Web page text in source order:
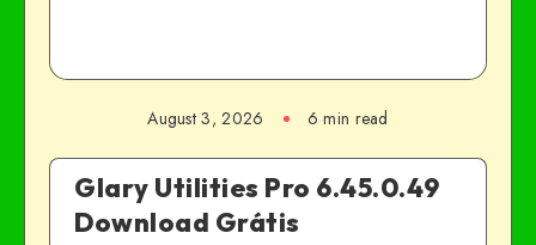
August 3, 2026 6 min read
Glary Utilities Pro 6.45.0.49
Download Grátis